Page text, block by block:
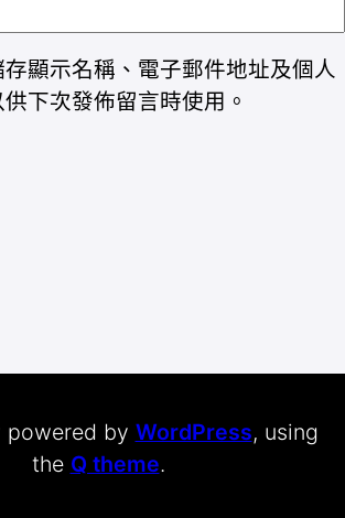
存顯示名稱、電子郵件地址及個人
下次發佈留言時使用。
powered by WordPress, using
the Q theme.